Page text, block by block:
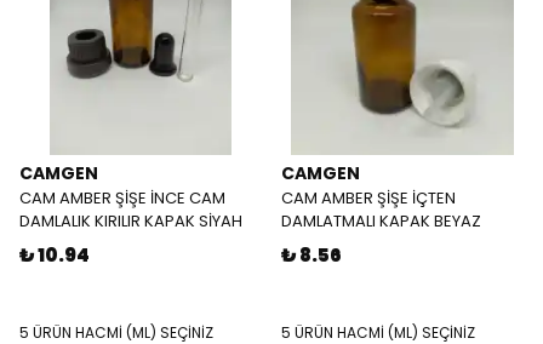
CAMGEN
CAM AMBER ŞİŞE İNCE CAM
DAMLALIK KIRILIR KAPAK SİYAH
₺ 10.94
5 ÜRÜN HACMİ (ML) SEÇİNİZ
CAMGEN
CAM AMBER ŞİŞE İÇTEN
DAMLATMALI KAPAK BEYAZ
₺ 8.56
5 ÜRÜN HACMİ (ML) SEÇİNİZ